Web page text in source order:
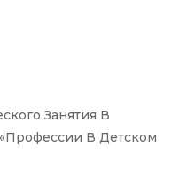
Занятия В
В Детском